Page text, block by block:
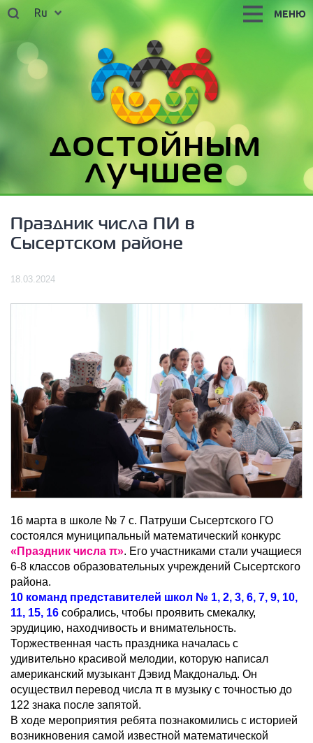
Ru МЕНЮ
достойным
лучшее
Праздник числа ПИ в
Сысертском районе
18.03.2024
16 марта в школе № 7 с. Патруши Сысертского ГО
состоялся муниципальный математический конкурс
«Праздник числа π». Его участниками стали учащиеся
6-8 классов образовательных учреждений Сысертского
района.
10 команд представителей школ № 1, 2, 3, 6, 7, 9, 10,
11, 15, 16 собрались, чтобы проявить смекалку,
эрудицию, находчивость и внимательность.
Торжественная часть праздника началась с
удивительно красивой мелодии, которую написал
американский музыкант Дэвид Макдональд. Он
осуществил перевод числа π в музыку с точностью до
122 знака после запятой.
В ходе мероприятия ребята познакомились с историей
возникновения самой известной математической